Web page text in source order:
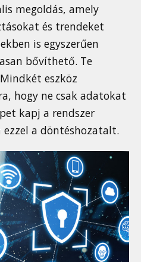
megoldás, amely
és trendeket
is egyszerűen
bővíthető. Te
eszköz
hogy ne csak adatokat
kapj a rendszer
a döntéshozatalt.